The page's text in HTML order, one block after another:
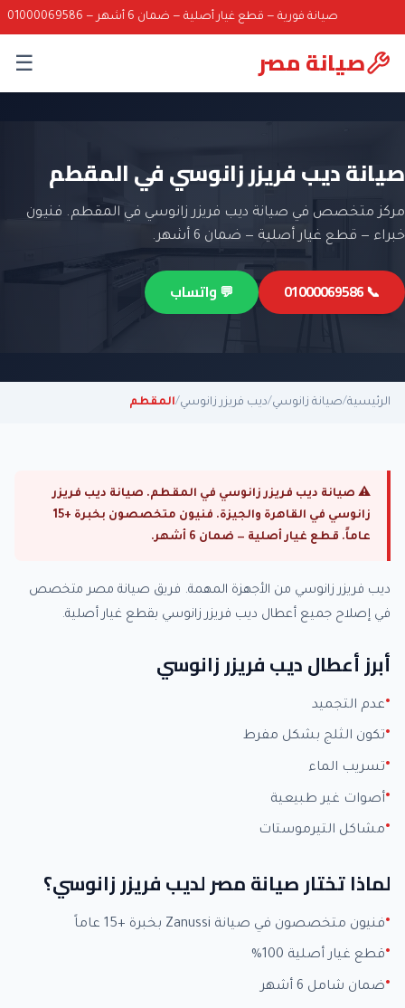
صيانة فورية — قطع غيار أصلية — ضمان 6 أشهر — 01000069586
صيانة مصر ☰
صيانة ديب فريزر زانوسي في المقطم
مركز متخصص في صيانة ديب فريزر زانوسي في المقطم. فنيون
خبراء — قطع غيار أصلية — ضمان 6 أشهر.
📞 01000069586 💬 واتساب
الرئيسية/صيانة زانوسي/ديب فريزر زانوسي/المقطم
⚠ صيانة ديب فريزر زانوسي في المقطم. صيانة ديب فريزر
زانوسي في القاهرة والجيزة. فنيون متخصصون بخبرة +15
عاماً. قطع غيار أصلية — ضمان 6 أشهر.
ديب فريزر زانوسي من الأجهزة المهمة. فريق صيانة مصر متخصص
في إصلاح جميع أعطال ديب فريزر زانوسي بقطع غيار أصلية.
أبرز أعطال ديب فريزر زانوسي
عدم التجميد
تكون الثلج بشكل مفرط
تسريب الماء
أصوات غير طبيعية
مشاكل التيرموستات
لماذا تختار صيانة مصر لديب فريزر زانوسي؟
فنيون متخصصون في صيانة Zanussi بخبرة +15 عاماً
قطع غيار أصلية 100%
ضمان شامل 6 أشهر